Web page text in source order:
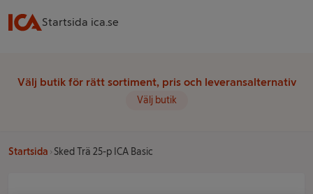
Startsida ica.se
Välj butik för rätt sortiment, pris och leveransalternativ
Välj butik
Startsida Sked Trä 25-p ICA Basic